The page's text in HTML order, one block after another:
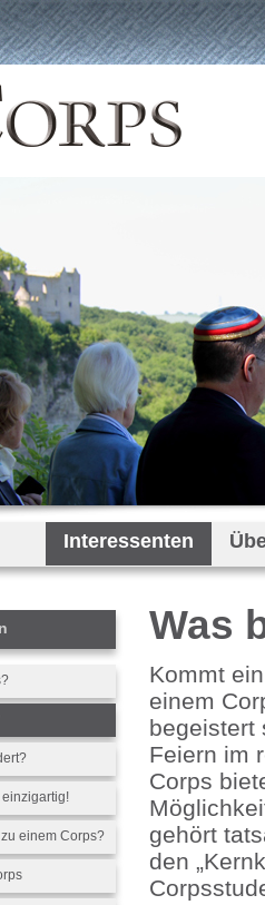
Interessenten
einem Corps?
Was
Kommt
einem
begeistert
Feiern im
Corps
gehört
den